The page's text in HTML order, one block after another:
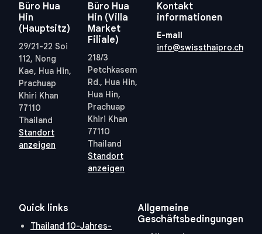
Büro Hua
Hin
(Hauptsitz)
29/21-22 Soi
112, Nong
Kae, Hua Hin,
Prachuap
Khiri Khan
77110
Thailand
Standort
anzeigen
Büro Hua
Hin (Villa
Market
Filiale)
218/3
Petchkasem
Rd., Hua Hin,
Hua Hin,
Prachuap
Khiri Khan
77110
Thailand
Standort
anzeigen
Kontakt
informationen
E-mail
info@swissthaipro.ch
Quick links
Thailand 10-Jahres-
Allgemeine
Geschäftsbedingungen